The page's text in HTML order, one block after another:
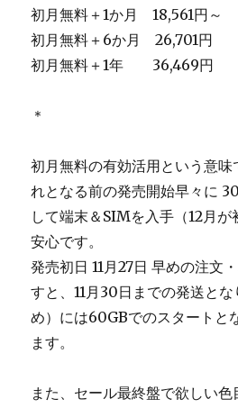
初月無料＋1か月 18,561円～
初月無料＋6か月 26,701円
初月無料＋1年 36,469円
＊
初月無料の有効活用という意
れとなる前の発売開始早々に
して端末＆SIMを入手（12月が
安心です。
発売初日 11月27日 早めの注文
すと、11月30日までの発送と
め）には60GBでのスタートと
ます。
また、セール最終盤で欲しい